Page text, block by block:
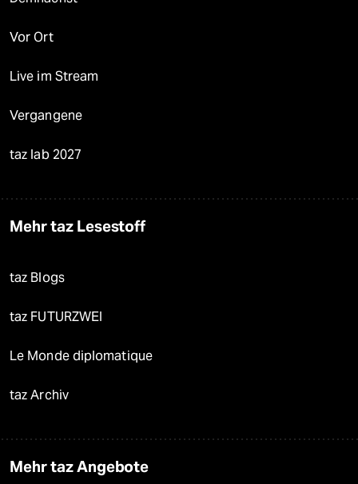
Vor Ort
Live im Stream
Vergangene
taz lab 2027
Mehr taz Lesestoff
taz Blogs
taz FUTURZWEI
Le Monde diplomatique
taz Archiv
Mehr taz Angebote